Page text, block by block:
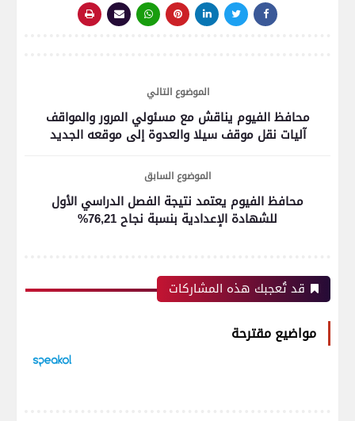
الموضوع التالي
محافظ الفيوم يناقش مع مسئولي المرور والمواقف
آليات نقل موقف سيلا والعدوة إلى موقعه الجديد
الموضوع السابق
محافظ الفيوم يعتمد نتيجة الفصل الدراسي الأول
للشهادة الإعدادية بنسبة نجاح 76,21%
قد تُعجبك هذه المشاركات
مواضيع مقترحة